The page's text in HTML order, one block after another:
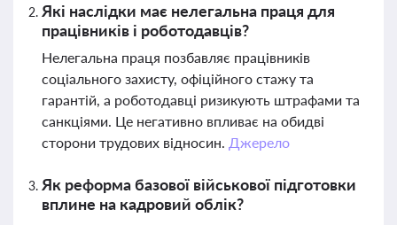
Які наслідки має нелегальна праця для
працівників і роботодавців?
Нелегальна праця позбавляє працівників
соціального захисту, офіційного стажу та
гарантій, а роботодавці ризикують штрафами та
санкціями. Це негативно впливає на обидві
сторони трудових відносин. Джерело
Як реформа базової військової підготовки
вплине на кадровий облік?